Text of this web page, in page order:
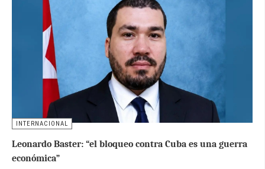
INTERNACIONAL
Leonardo Baster: “el bloqueo contra Cuba es una guerra
económica”